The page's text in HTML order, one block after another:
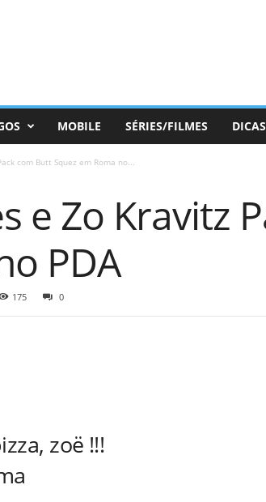
MOBILE SÉRIES/FILMES DICAS
com Butt Squez em Roma no...
e Zo Kravitz
PDA
175 0
zoë !!!